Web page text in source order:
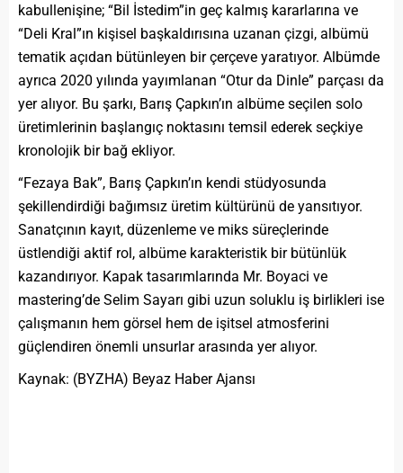
kabullenişine; “Bil İstedim”in geç kalmış kararlarına ve
“Deli Kral”ın kişisel başkaldırısına uzanan çizgi, albümü
tematik açıdan bütünleyen bir çerçeve yaratıyor. Albümde
ayrıca 2020 yılında yayımlanan “Otur da Dinle” parçası da
yer alıyor. Bu şarkı, Barış Çapkın’ın albüme seçilen solo
üretimlerinin başlangıç noktasını temsil ederek seçkiye
kronolojik bir bağ ekliyor.
“Fezaya Bak”, Barış Çapkın’ın kendi stüdyosunda
şekillendirdiği bağımsız üretim kültürünü de yansıtıyor.
Sanatçının kayıt, düzenleme ve miks süreçlerinde
üstlendiği aktif rol, albüme karakteristik bir bütünlük
kazandırıyor. Kapak tasarımlarında Mr. Boyaci ve
mastering’de Selim Sayarı gibi uzun soluklu iş birlikleri ise
çalışmanın hem görsel hem de işitsel atmosferini
güçlendiren önemli unsurlar arasında yer alıyor.
Kaynak: (BYZHA) Beyaz Haber Ajansı